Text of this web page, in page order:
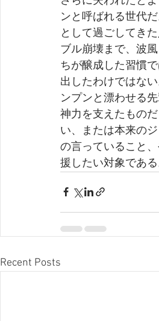
ンと呼ばれる世代
として過ごしてき
ブル崩壊まで、波
ちが醸成した習慣
出したわけではな
ンプンと漂わせる
神力を支えたもの
い、または本来の
の言っていること
援したい対象である
Recent Posts